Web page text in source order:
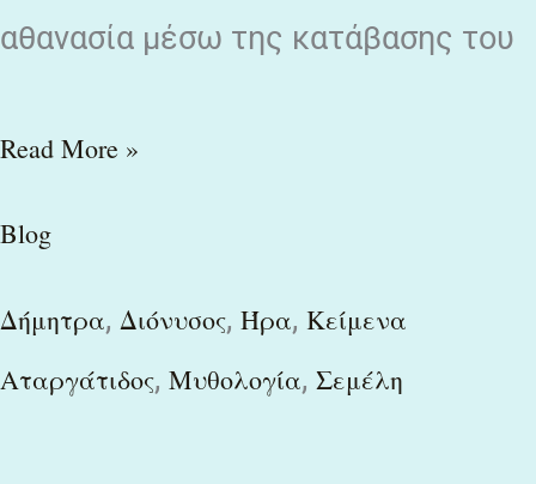
αθανασία μέσω της κατάβασης του
Read More »
Blog
Δήμητρα, Διόνυσος, Ήρα, Κείμενα
Αταργάτιδος, Μυθολογία, Σεμέλη